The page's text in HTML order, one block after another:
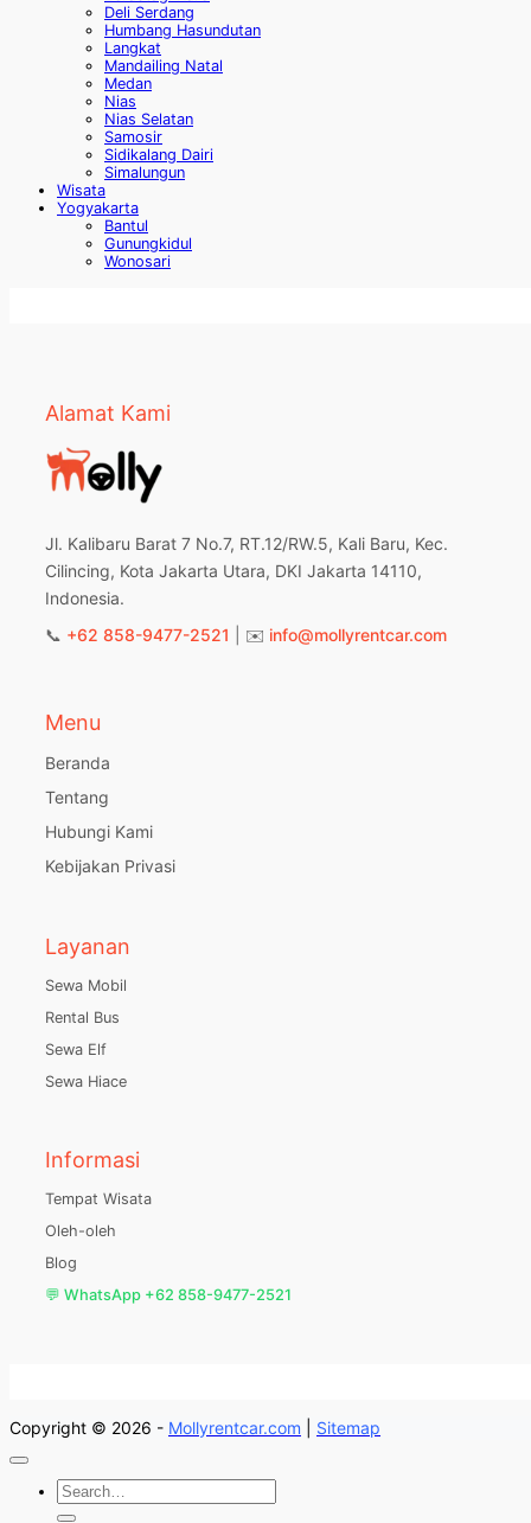
Deli Serdang
Humbang Hasundutan
Langkat
Mandailing Natal
Medan
Nias
Nias Selatan
Samosir
Sidikalang Dairi
Simalungun
Wisata
Yogyakarta
Bantul
Gunungkidul
Wonosari
Alamat Kami
Jl. Kalibaru Barat 7 No.7, RT.12/RW.5, Kali Baru, Kec.
Cilincing, Kota Jakarta Utara, DKI Jakarta 14110,
Indonesia.
📞 +62 858-9477-2521 | ✉️ info@mollyrentcar.com
Menu
Beranda
Tentang
Hubungi Kami
Kebijakan Privasi
Layanan
Sewa Mobil
Rental Bus
Sewa Elf
Sewa Hiace
Informasi
Tempat Wisata
Oleh-oleh
Blog
💬 WhatsApp +62 858-9477-2521
Copyright © 2026 - Mollyrentcar.com Sitemap